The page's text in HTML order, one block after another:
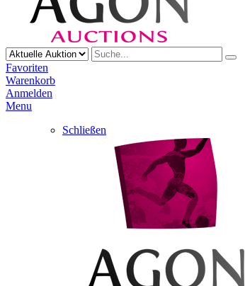
Favoriten
Warenkorb
Anmelden
Menu
Schließen